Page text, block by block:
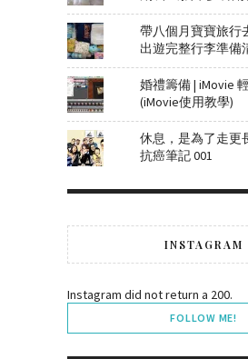
帶八個月寶寶旅行
出遊完整行李準備
婚禮籌備 | iMovie
(iMovie使用教學)
休息，是為了走更
抗癌筆記 001
INSTAGRAM
Instagram did not return a 200.
FOLLOW ME!